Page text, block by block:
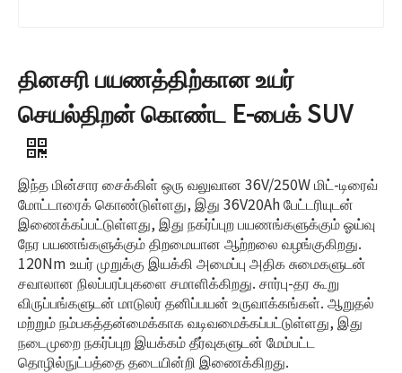
தினசரி பயணத்திற்கான உயர்
செயல்திறன் கொண்ட E-பைக் SUV
இந்த மின்சார சைக்கிள் ஒரு வலுவான 36V/250W மிட்-டிரைவ்
மோட்டாரைக் கொண்டுள்ளது, இது 36V20Ah பேட்டரியுடன்
இணைக்கப்பட்டுள்ளது, இது நகர்ப்புற பயணங்களுக்கும் ஓய்வு
நேர பயணங்களுக்கும் திறமையான ஆற்றலை வழங்குகிறது.
120Nm உயர் முறுக்கு இயக்கி அமைப்பு அதிக சுமைகளுடன்
சவாலான நிலப்பரப்புகளை சமாளிக்கிறது. சார்பு-தர கூறு
விருப்பங்களுடன் மாடுலர் தனிப்பயன் உருவாக்கங்கள். ஆறுதல்
மற்றும் நம்பகத்தன்மைக்காக வடிவமைக்கப்பட்டுள்ளது, இது
நடைமுறை நகர்ப்புற இயக்கம் தீர்வுகளுடன் மேம்பட்ட
தொழில்நுட்பத்தை தடையின்றி இணைக்கிறது.